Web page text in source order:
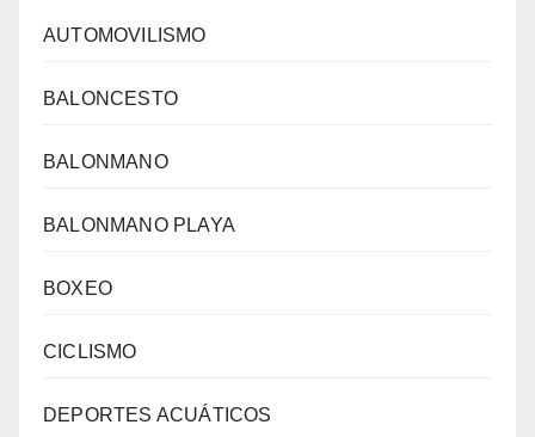
AUTOMOVILISMO
BALONCESTO
BALONMANO
BALONMANO PLAYA
BOXEO
CICLISMO
DEPORTES ACUÁTICOS